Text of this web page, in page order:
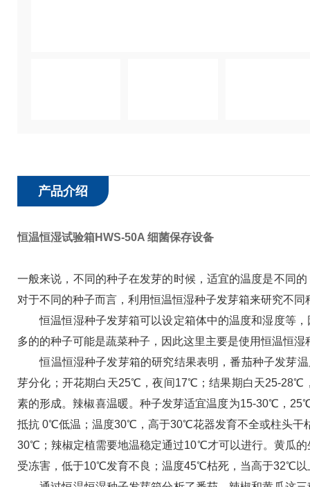
产品介绍
恒温恒湿试验箱HWS-50A 细菌保存设备
一般来说，不同的种子在发芽的时候，适宜的温度是不同
对于不同的种子而言，利用恒温恒湿种子发芽箱来研究不
恒温恒湿种子发芽箱可以设定箱体中的温度和湿度等，
多的的种子可能是蔬菜种子，因此这里主要是使用恒温恒
恒温恒湿种子发芽箱的研究结果表明，番茄种子发芽
芽分化；开花期白天25℃，夜间17℃；结果期白天25-
素的形成。辣椒喜温暖。种子发芽适宜温度为15-30℃，
抵抗 0℃低温；温度30℃，高于30℃花器发育不全或柱头干
30℃；辣椒定植需要地温稳定通过10℃才可以进行。黄瓜
受冻害，低于10℃发育不良；温度45℃枯死，当高于32℃